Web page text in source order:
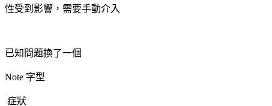
性受到影響，需要手動介入
已知問題換了一個
Note 字型
症狀